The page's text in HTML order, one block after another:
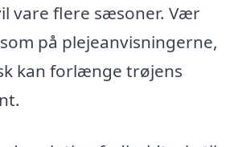
vare flere sæsoner. Vær
på plejeanvisningerne,
kan forlænge trøjens